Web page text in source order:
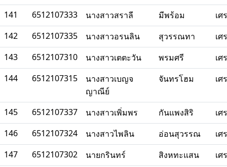
141
6512107333 นางสาวสราลี มีพร้อม
เ
142
6512107335 นางสาวอรนลิน สุวรรณทา
เ
143
6512107310 นางสาวเตตะวัน พรมศรี
เ
144
6512107315
นางสาวเบญจ
ญาณีย์
จันทรโฮม เ
145 6512107337 นางสาวเพิ่มพร กันแพงสิริ
เ
146
6512107324 นางสาวไพลิน อ่อนสุวรรณ
เ
147
6512107302 นายกรินทร์ สิงหทะแสน
เ